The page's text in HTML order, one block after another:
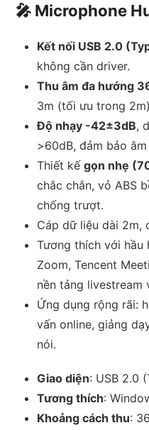
🎤 Microphone
Kết nối USB 2.0
không cần driver.
Thu âm đa hướng
3m (tối ưu trong
Độ nhạy -42±3dB,
>60dB, đảm bảo
Thiết kếgọn nhẹ
chắc chắn, vỏ ABS
chống trượt.
Cáp dữ liệu dài 2m,
Tương thích với hầu
Zoom, Tencent
nền tảng livestream
Ứng dụng rộng rãi:
vấn online, giảng
nói.
Giao diện: USB 2.0
Tương thích:
Khoảng cách thu: